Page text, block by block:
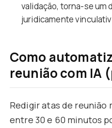
validação, torna-se um
juridicamente
Como
reunião com IA
Redigir atas de reunião
entre 30 e 60 minutos